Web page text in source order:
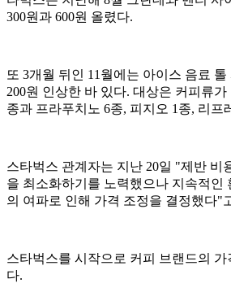
300원과 600원 올렸다.
또 3개월 뒤인 11월에는 아이스 음료
200원 인상한 바 있다. 대상은 커피류
종과 프라푸치노 6종, 피지오 1종, 리프
스타벅스 관계자는 지난 20일 "제반 비
을 최소화하기를 노력했으나 지속적인
의 여파로 인해 가격 조정을 결정했다"
스타벅스를 시작으로 커피 브랜드의
다.